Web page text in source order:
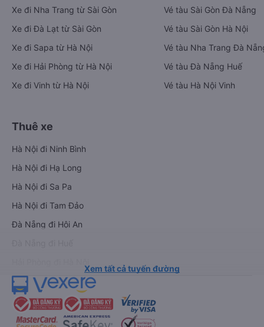
Xe đi Nha Trang từ Sài Gòn
Xe đi Đà Lạt từ Sài Gòn
Xe đi Sapa từ Hà Nội
Xe đi Hải Phòng từ Hà Nội
Xe đi Vinh từ Hà Nội
Vé tàu Sài Gòn Đà Nẵng
Vé tàu Sài Gòn Hà Nội
Vé tàu Nha Trang Đà
Vé tàu Đà Nẵng Huế
Vé tàu Hà Nội Vinh
Thuê xe
Hà Nội đi Ninh Bình
Hà Nội đi Hạ Long
Hà Nội đi Sa Pa
Hà Nội đi Tam Đảo
Đà Nẵng đi Hội An
Xem tất cả tuyến đường